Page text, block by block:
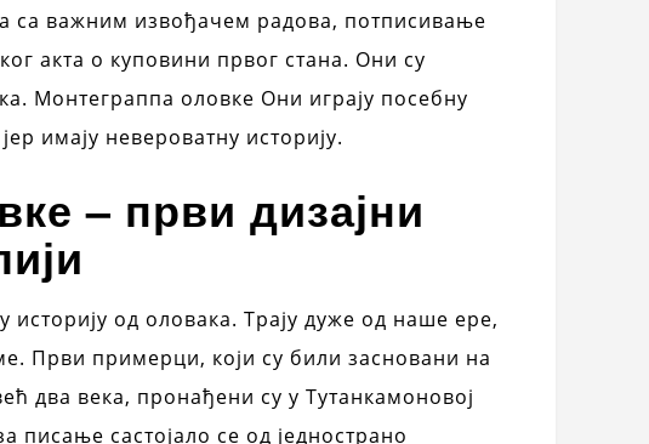
са важним извођачем радова, потписивање
акта о куповини првог стана. Они су
Монтеграппа оловке Они играју посебну
имају невероватну историју.
– први дизајни
историју од оловака. Трају дуже од наше ере,
Први примерци, који су били засновани на
два века, пронађени су у Тутанкамоновој
писање састојало се од једнострано